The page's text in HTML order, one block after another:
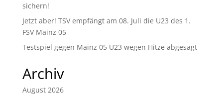
sichern!
Jetzt aber! TSV empfängt am 08. Juli die U23 des 1.
FSV Mainz 05
Testspiel gegen Mainz 05 U23 wegen Hitze abgesagt
Archiv
August 2026